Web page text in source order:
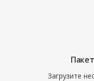
Загрузите